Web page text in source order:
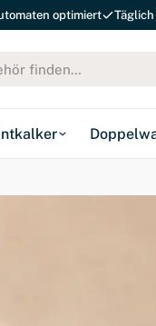
optimiert